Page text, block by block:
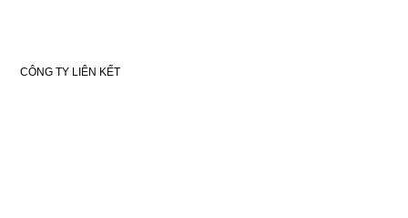
CÔNG TY LIÊN KẾT